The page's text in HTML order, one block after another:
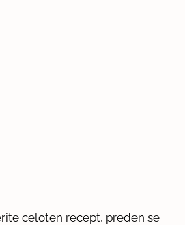
celoten recept, preden se